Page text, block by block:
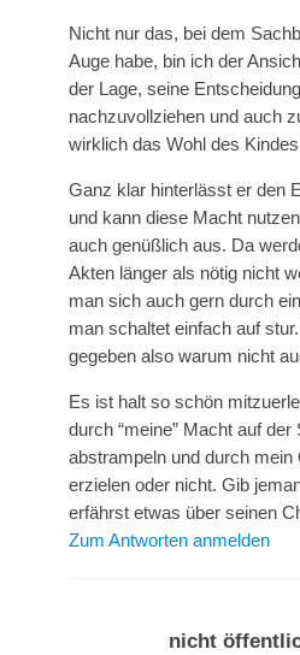
Nicht nur das, bei dem
Auge habe, bin ich der
der Lage, seine
nachzuvollziehen und auch
wirklich das Wohl des
Ganz klar hinterlässt er den
und kann diese Macht
auch genüßlich aus. Da
Akten länger als nötig nicht
man sich auch gern durch
man schaltet einfach auf
gegeben also warum nicht
Es ist halt so schön
durch “meine” Macht auf
abstrampeln und durch mein
erzielen oder nicht. Gib
erfährst etwas über seinen
Zum Antworten anmelden
nicht